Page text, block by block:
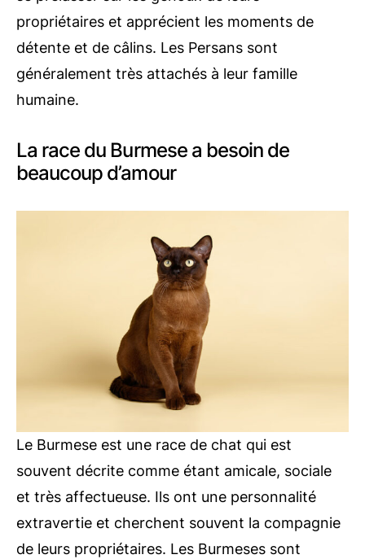
propriétaires et apprécient les moments de
détente et de câlins. Les Persans sont
généralement très attachés à leur famille
humaine.
La race du Burmese a besoin de
beaucoup d’amour
Le Burmese est une race de chat qui est
souvent décrite comme étant amicale, sociale
et très affectueuse. Ils ont une personnalité
extravertie et cherchent souvent la compagnie
de leurs propriétaires. Les Burmeses sont